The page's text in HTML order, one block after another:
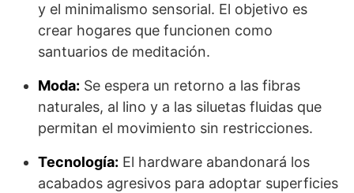
y el minimalismo sensorial. El objetivo es
crear hogares que funcionen como
santuarios de meditación.
Moda: Se espera un retorno a las fibras
naturales, al lino y a las siluetas fluidas que
permitan el movimiento sin restricciones.
Tecnología: El hardware abandonará los
acabados agresivos para adoptar superficies